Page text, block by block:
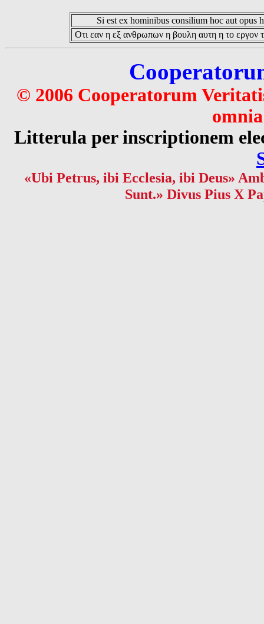
Si est ex hominibus consilium hoc aut opus
Οτι εαν η εξ ανθρωπων η βουλη αυτη η το εργον
© 2006 Cooperatorum
Litterula per inscriptionem
«Ubi Petrus, ibi Ecclesia, ibi Deus»
Sunt.» Divus Pius X